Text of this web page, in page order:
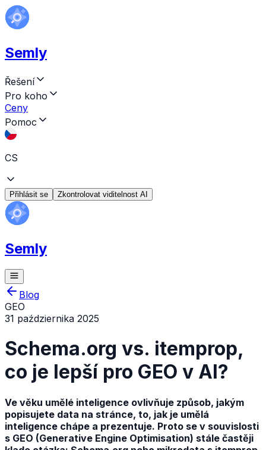
Semly
Řešení
Pro koho
Ceny
Pomoc
CS
Přihlásit se Zkontrolovat viditelnost AI
Semly
Blog
GEO
31 października 2025
Schema.org vs. itemprop,
co je lepší pro GEO v AI?
Ve věku umělé inteligence ovlivňuje způsob, jakým
popisujete data na stránce, to, jak je umělá
inteligence chápe a prezentuje. Proto se v souvislosti
s GEO (Generative Engine Optimisation) stále častěji